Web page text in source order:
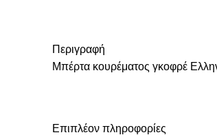
Περιγραφή
Μπέρτα κουρέματος γκοφρέ
Επιπλέον πληροφορίες